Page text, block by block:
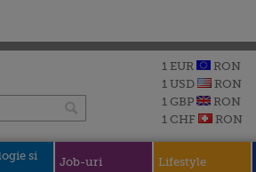
1 EUR
RON
1 USD
RON
1 GBP
RON
1 CHF
RON
si
Job-uri Lifestyle